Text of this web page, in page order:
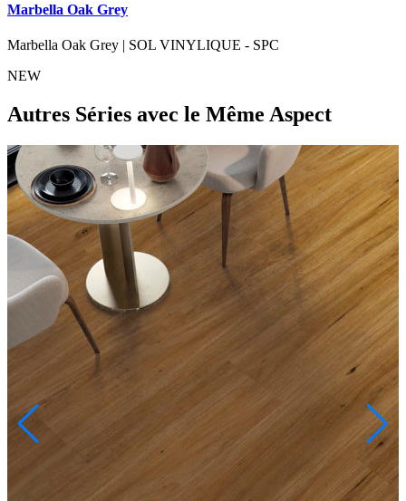
Marbella Oak Grey
Marbella Oak Grey | SOL VINYLIQUE - SPC
NEW
Autres Séries avec le Même Aspect